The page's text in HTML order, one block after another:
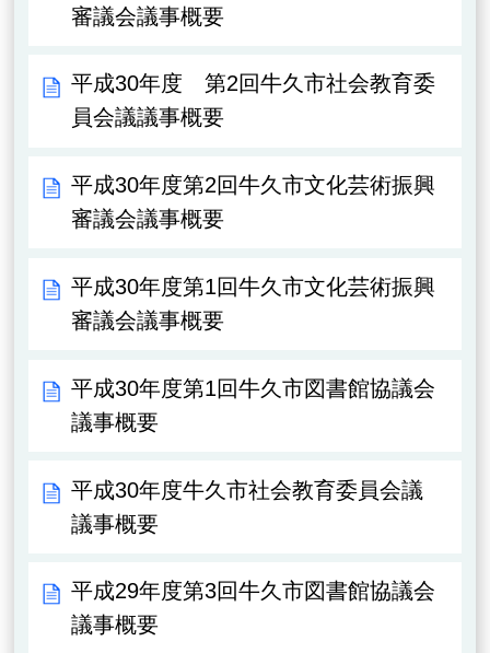
審議会議事概要
平成30年度 第2回牛久市社会教育委
員会議議事概要
平成30年度第2回牛久市文化芸術振興
審議会議事概要
平成30年度第1回牛久市文化芸術振興
審議会議事概要
平成30年度第1回牛久市図書館協議会
議事概要
平成30年度牛久市社会教育委員会議
議事概要
平成29年度第3回牛久市図書館協議会
議事概要